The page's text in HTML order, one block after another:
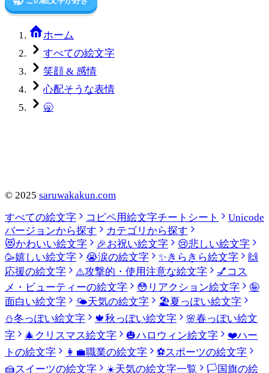
ホーム
すべての絵文字
笑顔 & 感情
心配そうな表情
🥱
© 2025 saruwakakun.com
すべての絵文字
コピペ用絵文字チートシート
Unicode
バージョンから探す
カテゴリから探す
😻かわいい絵文字 🎉お祝い絵文字 😢悲しい絵文字
🥳嬉しい絵文字 😭涙の絵文字 ✨きらきら絵文字
🙌
応援の絵文字
⚠️攻撃的・使用注意な絵文字 💅 コス
メ・ビューティーの絵文字
😳 リアクション絵文字
🤪
面白い絵文字
🌤️天気の絵文字 🏖️夏っぽい絵文字
⛄冬っぽい絵文字 🍁秋っぽい絵文字 🌸春っぽい絵文
字
🎄 クリスマス絵文字 🎃ハロウィン絵文字 ❤️ハー
トの絵文字
👩‍💼職業の絵文字 ⚽スポーツの絵文字
🍰スイーツの絵文字 ☀️天気の絵文字一覧 🏳️国旗の絵